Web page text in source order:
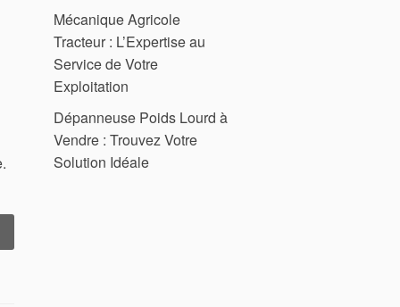
Mécanique Agricole
Tracteur : L’Expertise au
Service de Votre
Exploitation
Dépanneuse Poids Lourd à
Vendre : Trouvez Votre
Solution Idéale